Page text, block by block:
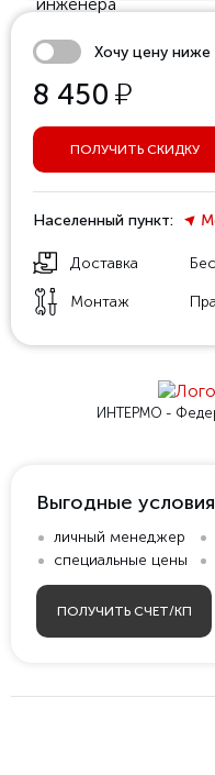
Хочу цену ниже
8 450 у
ПОЛУЧИТЬ СКИДКУ
Населенный пункт:
Доставка
Монтаж
ИНТЕРМО -
Выгодные
личный менеджер
специальные цены
ПОЛУЧИТЬ СЧЕТ/КП